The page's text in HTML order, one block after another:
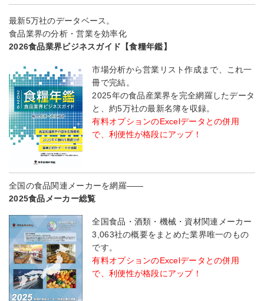
最新5万社のデータベース。
食品業界の分析・営業を効率化
2026食品業界ビジネスガイド【食糧年鑑】
市場分析から営業リスト作成まで、これ一
冊で完結。
2025年の食品産業界を完全網羅したデータ
と、約5万社の最新名簿を収録。
有料オプションのExcelデータとの併用
で、利便性が格段にアップ！
全国の食品関連メーカーを網羅――
2025食品メーカー総覧
全国食品・酒類・機械・資材関連メーカー
3,063社の概要をまとめた業界唯一のもの
です。
有料オプションのExcelデータとの併用
で、利便性が格段にアップ！